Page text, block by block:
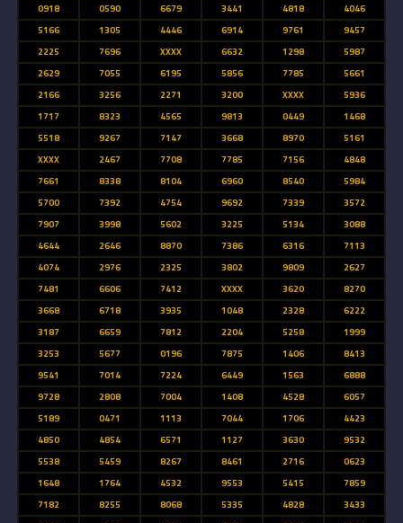
0918
0590 6679 3441 4818
4046
5166
1305 4446 6914 9761
9457
2225
7696 XXXX 6632 1298
5987
2629
7055 6195 5856 7785
5661
2166
3256 2271 3200 XXXX
5936
1717
8323 4565 9813 0449
1468
5518
9267 7147 3668 8970
5161
XXXX
2467 7708 7785 7156
4848
7661
8338 8104 6960 8540
5984
5700
7392 4754 9692 7339
3572
7907
3998 5602 3225 5134
3088
4644
2646 8870 7386 6316
7113
4074
2976 2325 3802 9809
2627
7481
6606 7412 XXXX 3620
8270
3668
6718 3935 1048 2328
6222
3187
6659 7812 2204 5258
1999
3253
5677 0196 7875 1406
8413
9541
7014 7224 6449 1563
6888
9728
2808 7004 1408 4528
6057
5189
0471 1113 7044 1706
4423
4850
4854 6571 1127 3630
9532
5538
5459 8267 8461 2716
0623
1648
1764 4532 9553 5415
7859
7182
8255 8068 5335 4828
3433